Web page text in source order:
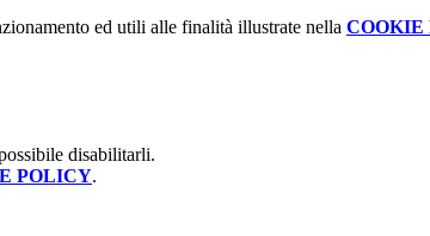
ed utili alle finalità illustrate nella COOKIE
disabilitarli.
POLICY.